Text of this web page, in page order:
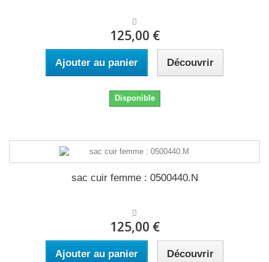
125,00 €
Ajouter au panier Découvrir
Disponible
sac cuir femme : 0500440.N
125,00 €
Ajouter au panier Découvrir